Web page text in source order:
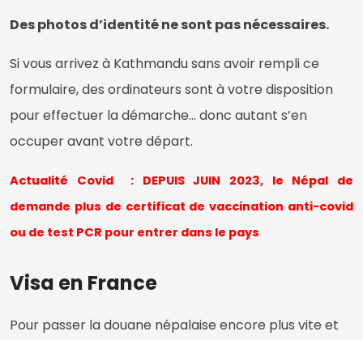
Des photos d’identité ne sont pas nécessaires.
Si vous arrivez à Kathmandu sans avoir rempli ce
formulaire, des ordinateurs sont à votre disposition
pour effectuer la démarche… donc autant s’en
occuper avant votre départ.
Actualité Covid : DEPUIS JUIN 2023, le Népal de
demande plus de certificat de vaccination anti-covid
ou de test PCR pour entrer dans le pays
Visa en France
Pour passer la douane népalaise encore plus vite et